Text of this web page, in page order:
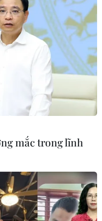
Nam
tế độc
hệ
hợp tác
mắc trong lĩnh